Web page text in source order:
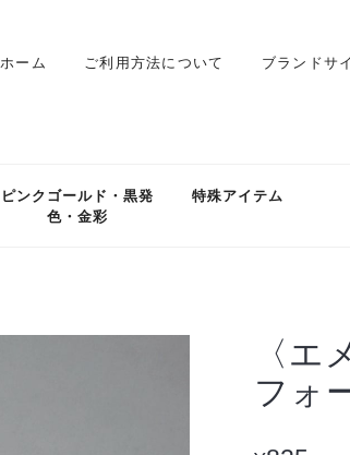
ホーム ご利用方法について ブランドサ
ピンクゴールド・黒発
色・金彩
特殊アイテム
〈エ
フォ